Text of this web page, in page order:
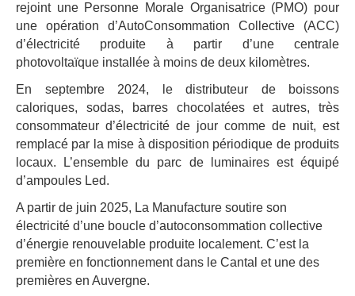
rejoint une Personne Morale Organisatrice (PMO) pour
une opération d’AutoConsommation Collective (ACC)
d’électricité produite à partir d’une centrale
photovoltaïque installée à moins de deux kilomètres.
En septembre 2024, le distributeur de boissons
caloriques, sodas, barres chocolatées et autres, très
consommateur d’électricité de jour comme de nuit, est
remplacé par la mise à disposition périodique de produits
locaux. L’ensemble du parc de luminaires est équipé
d’ampoules Led.
A partir de juin 2025, La Manufacture soutire son
électricité d’une boucle d’autoconsommation collective
d’énergie renouvelable produite localement. C’est la
première en fonctionnement dans le Cantal et une des
premières en Auvergne.